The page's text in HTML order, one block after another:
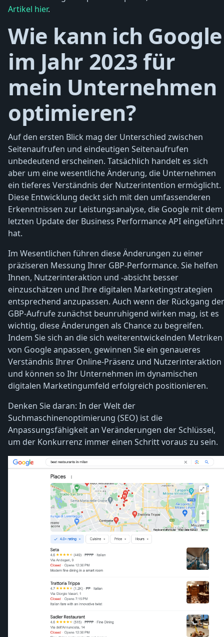
Artikel hier.
Wie kann ich Google
im Jahr 2023 für
mein Unternehmen
optimieren?
Auf den ersten Blick mag der Unterschied zwischen
Seitenaufrufen und eindeutigen Seitenaufrufen
unbedeutend erscheinen. Tatsächlich handelt es sich
aber um eine wesentliche Änderung, die Unternehmen
ein tieferes Verständnis der Nutzerintention ermöglicht.
Diese Entwicklung deckt sich mit den umfassenderen
Erkenntnissen zur Leistungsanalyse, die Google mit dem
letzten Update der Business Performance API eingeführt
hat.
Im Wesentlichen führen diese Änderungen zu einer
präziseren Messung Ihrer GBP-Performance. Sie helfen
Ihnen, Nutzerinteraktion und -absicht besser
einzuschätzen und Ihre digitalen Marketingstrategien
entsprechend anzupassen. Auch wenn der Rückgang der
GBP-Aufrufe zunächst beunruhigend wirken mag, ist es
wichtig, diese Änderungen als Chance zu begreifen.
Indem Sie sich an die sich weiterentwickelnden Metriken
von Google anpassen, gewinnen Sie ein genaueres
Verständnis Ihrer Online-Präsenz und Nutzerinteraktion
und können so Ihr Unternehmen im dynamischen
digitalen Marketingumfeld erfolgreich positionieren.
Denken Sie daran: In der Welt der
Suchmaschinenoptimierung (SEO) ist die
Anpassungsfähigkeit an Veränderungen der Schlüssel,
um der Konkurrenz immer einen Schritt voraus zu sein.